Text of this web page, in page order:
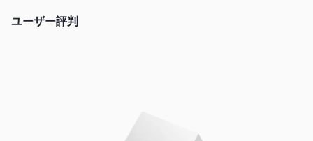
ユーザー評判